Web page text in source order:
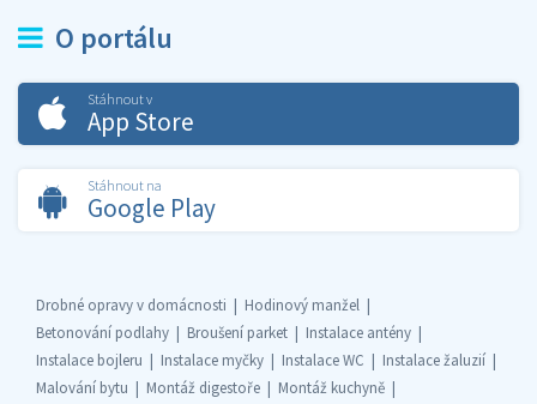
O portálu
Stáhnout v
App Store
Stáhnout na
Google Play
Drobné opravy v domácnosti
Hodinový manžel
Betonování podlahy
Broušení parket
Instalace antény
Instalace bojleru
Instalace myčky Instalace WC
Instalace žaluzií
Malování bytu
Montáž digestoře
Montáž kuchyně